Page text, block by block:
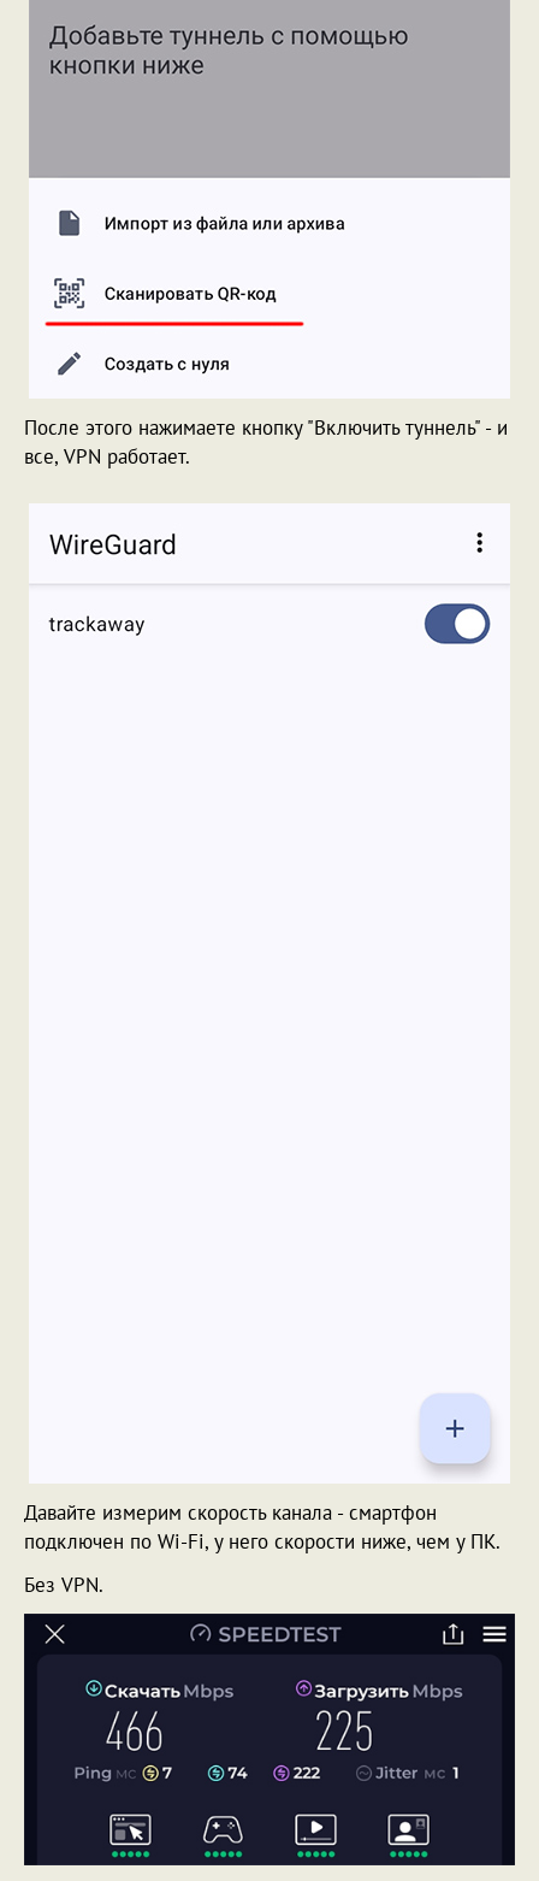
После этого нажимаете кнопку "Включить туннель" - и
все, VPN работает.
Давайте измерим скорость канала - смартфон
подключен по Wi-Fi, у него скорости ниже, чем у ПК.
Без VPN.